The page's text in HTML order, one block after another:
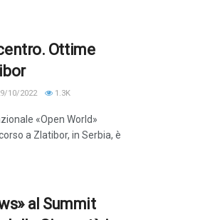
Ottime
10/2022 1.3K
«Open World»
a Zlatibor, in Serbia, è
al Summit